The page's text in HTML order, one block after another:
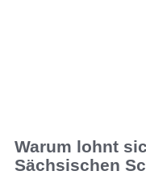
Warum lohnt
Sächsischen